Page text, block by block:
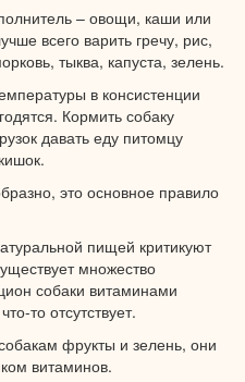
– овощи, каши или
всего варить гречу, рис,
тыква, капуста, зелень.
в консистенции
Кормить собаку
давать еду питомцу
это основное правило
пищей критикуют
множество
собаки витаминами
что-то отсутствует.
фрукты и зелень, они
витаминов.